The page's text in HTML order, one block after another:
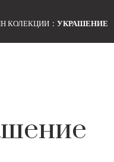
КОЛЕКЦИИ УКРАШЕНИЕ